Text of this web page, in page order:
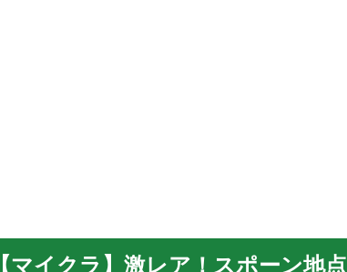
【マイクラ】激レア！スポーン地